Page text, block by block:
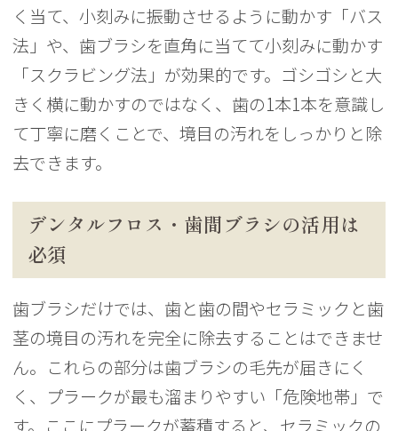
く当て、小刻みに振動させるように動かす「バス
法」や、歯ブラシを直角に当てて小刻みに動かす
「スクラビング法」が効果的です。ゴシゴシと大
きく横に動かすのではなく、歯の1本1本を意識し
て丁寧に磨くことで、境目の汚れをしっかりと除
去できます。
デンタルフロス・歯間ブラシの活用は
必須
歯ブラシだけでは、歯と歯の間やセラミックと歯
茎の境目の汚れを完全に除去することはできませ
ん。これらの部分は歯ブラシの毛先が届きにく
く、プラークが最も溜まりやすい「危険地帯」で
す。ここにプラークが蓄積すると、セラミックの